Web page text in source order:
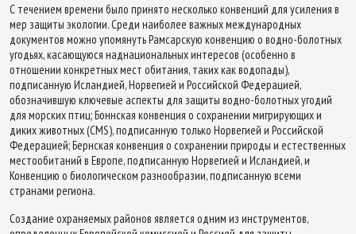
С течением времени было принято несколько конвенций для усиления в
мер защиты экологии. Среди наиболее важных международных
документов можно упомянуть Рамсарскую конвенцию о водно-болотных
угодьях, касающуюся наднациональных интересов (особенно в
отношении конкретных мест обитания, таких как водопады),
подписанную Исландией, Норвегией и Российской Федерацией,
обозначившую ключевые аспекты для защиты водно-болотных угодий
для морских птиц; Боннская конвенция о сохранении мигрирующих и
диких животных (CMS), подписанную только Норвегией и Российской
Федерацией; Бернская конвенция о сохранении природы и естественных
местообитаний в Европе, подписанную Норвегией и Исландией, и
Конвенцию о биологическом разнообразии, подписанную всеми
странами региона.
Создание охраняемых районов является одним из инструментов,